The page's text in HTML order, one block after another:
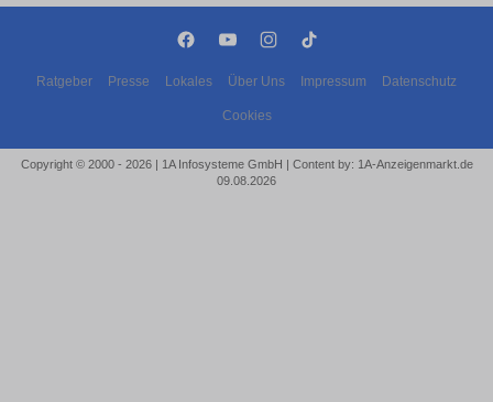
Ratgeber Presse Lokales Über Uns Impressum Datenschutz
Cookies
Copyright © 2000 - 2026 | 1A Infosysteme GmbH | Content by: 1A-Anzeigenmarkt.de
09.08.2026